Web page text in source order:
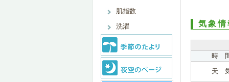
肌指数
洗濯
気象情
時
天